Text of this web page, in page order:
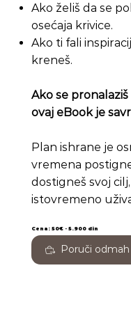
Ako želiš da se
osećaja krivice.
Ako ti fali
kreneš.​
Ako se
ovaj eBook je
Plan ishrane je
vremena
dostigneš svoj
istovremeno
Cena: 50€ - 5.900 din​
Poruči odmah